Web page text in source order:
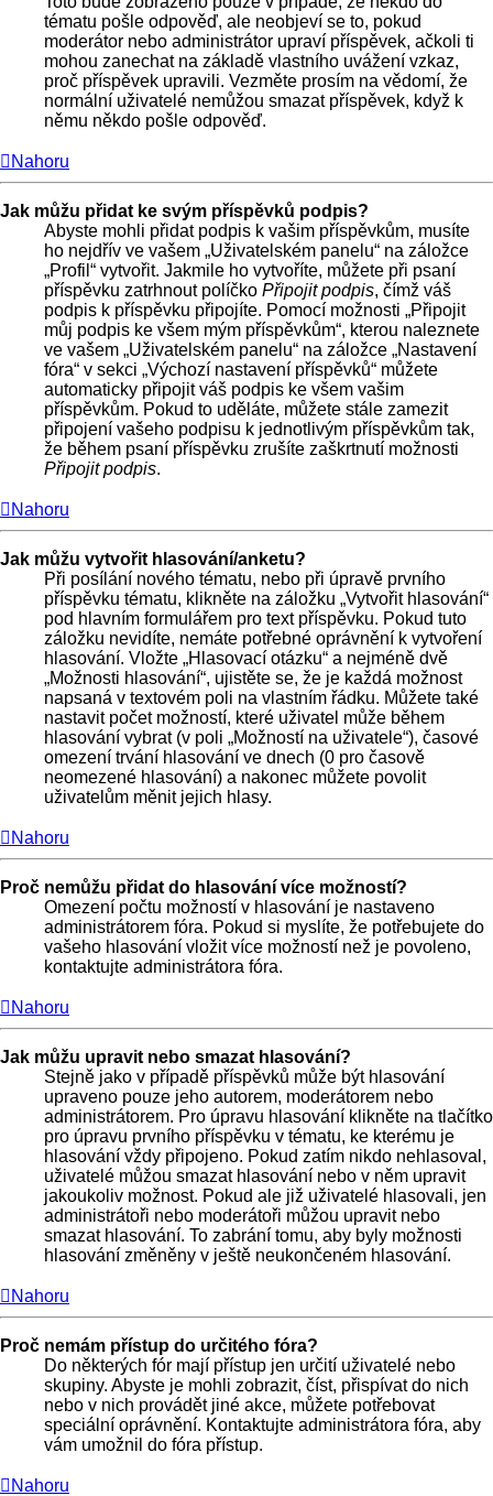
tématu pošle odpověď, ale neobjeví se to, pokud
moderátor nebo administrátor upraví příspěvek, ačkoli ti
mohou zanechat na základě vlastního uvážení vzkaz,
proč příspěvek upravili. Vezměte prosím na vědomí, že
normální uživatelé nemůžou smazat příspěvek, když k
němu někdo pošle odpověď.
Nahoru
Jak můžu přidat ke svým příspěvků podpis?
Abyste mohli přidat podpis k vašim příspěvkům, musíte
ho nejdřív ve vašem „Uživatelském panelu“ na záložce
„Profil“ vytvořit. Jakmile ho vytvoříte, můžete při psaní
příspěvku zatrhnout políčko Připojit podpis, čímž váš
podpis k příspěvku připojíte. Pomocí možnosti „Připojit
můj podpis ke všem mým příspěvkům“, kterou naleznete
ve vašem „Uživatelském panelu“ na záložce „Nastavení
fóra“ v sekci „Výchozí nastavení příspěvků“ můžete
automaticky připojit váš podpis ke všem vašim
příspěvkům. Pokud to uděláte, můžete stále zamezit
připojení vašeho podpisu k jednotlivým příspěvkům tak,
že během psaní příspěvku zrušíte zaškrtnutí možnosti
Připojit podpis.
Nahoru
Jak můžu vytvořit hlasování/anketu?
Při posílání nového tématu, nebo při úpravě prvního
příspěvku tématu, klikněte na záložku „Vytvořit hlasování“
pod hlavním formulářem pro text příspěvku. Pokud tuto
záložku nevidíte, nemáte potřebné oprávnění k vytvoření
hlasování. Vložte „Hlasovací otázku“ a nejméně dvě
„Možnosti hlasování“, ujistěte se, že je každá možnost
napsaná v textovém poli na vlastním řádku. Můžete také
nastavit počet možností, které uživatel může během
hlasování vybrat (v poli „Možností na uživatele“), časové
omezení trvání hlasování ve dnech (0 pro časově
neomezené hlasování) a nakonec můžete povolit
uživatelům měnit jejich hlasy.
Nahoru
Proč nemůžu přidat do hlasování více možností?
Omezení počtu možností v hlasování je nastaveno
administrátorem fóra. Pokud si myslíte, že potřebujete do
vašeho hlasování vložit více možností než je povoleno,
kontaktujte administrátora fóra.
Nahoru
Jak můžu upravit nebo smazat hlasování?
Stejně jako v případě příspěvků může být hlasování
upraveno pouze jeho autorem, moderátorem nebo
administrátorem. Pro úpravu hlasování klikněte na tlačítko
pro úpravu prvního příspěvku v tématu, ke kterému je
hlasování vždy připojeno. Pokud zatím nikdo nehlasoval,
uživatelé můžou smazat hlasování nebo v něm upravit
jakoukoliv možnost. Pokud ale již uživatelé hlasovali, jen
administrátoři nebo moderátoři můžou upravit nebo
smazat hlasování. To zabrání tomu, aby byly možnosti
hlasování změněny v ještě neukončeném hlasování.
Nahoru
Proč nemám přístup do určitého fóra?
Do některých fór mají přístup jen určití uživatelé nebo
skupiny. Abyste je mohli zobrazit, číst, přispívat do nich
nebo v nich provádět jiné akce, můžete potřebovat
speciální oprávnění. Kontaktujte administrátora fóra, aby
vám umožnil do fóra přístup.
Nahoru